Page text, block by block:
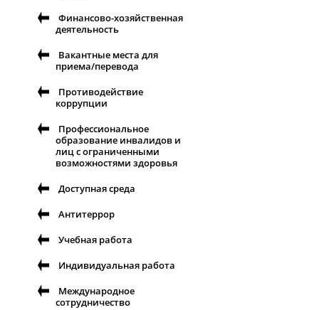
Финансово-хозяйственная
деятельность
Вакантные места для
приема/перевода
Противодействие
коррупции
Профессиональное
образование инвалидов и
лиц с ограниченными
возможностями здоровья
Доступная среда
Антитеррор
Учебная работа
Индивидуальная работа
Международное
сотрудничество